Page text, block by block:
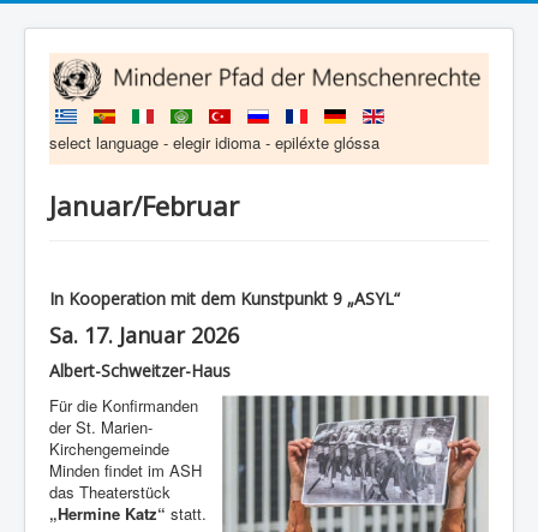
select language - elegir idioma - epiléxte glóssa
Januar/Februar
In Kooperation mit dem Kunstpunkt 9 „ASYL“
Sa. 17. Januar 2026
Albert-Schweitzer-Haus
Für die Konfirmanden
der St. Marien-
Kirchengemeinde
Minden findet im ASH
das Theaterstück
„Hermine Katz“ statt.